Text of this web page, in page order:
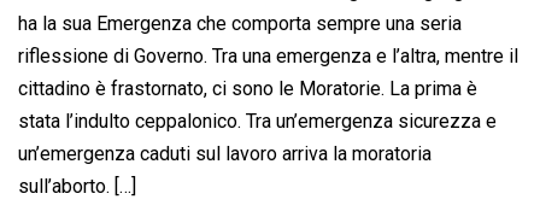
ha la sua Emergenza che comporta sempre una seria
riflessione di Governo. Tra una emergenza e l’altra, mentre il
cittadino è frastornato, ci sono le Moratorie. La prima è
stata l’indulto ceppalonico. Tra un’emergenza sicurezza e
un’emergenza caduti sul lavoro arriva la moratoria
sull’aborto. […]